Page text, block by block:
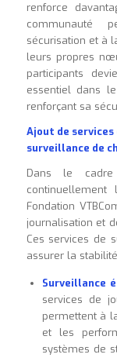
renforce
communauté
sécurisation et à
leurs propres
participants
essentiel dans
renforçant sa
Ajout de
surveillance de
Dans le
Fondation
journalisation et
Ces services de
assurer la
Surveillance
services de
permettent à
et les
systèmes de